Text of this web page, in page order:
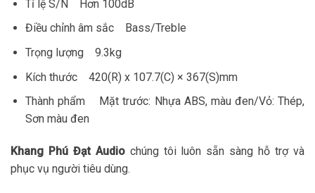
Tỉ lệ S/N Hơn 100dB
Điều chỉnh âm sắc Bass/Treble
Trọng lượng 9.3kg
Kích thước 420(R) x 107.7(C) × 367(S)mm
Thành phẩm Mặt trước: Nhựa ABS, màu đen/Vỏ: Thép,
Sơn màu đen
Khang Phú Đạt Audiochúng tôi luôn sẵn sàng hỗ trợ và
phục vụ người tiêu dùng.